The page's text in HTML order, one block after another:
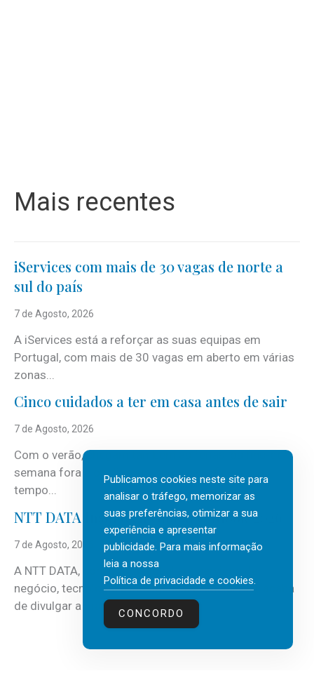
Mais recentes
iServices com mais de 30 vagas de norte a
sul do país
7 de Agosto, 2026
A iServices está a reforçar as suas equipas em
Portugal, com mais de 30 vagas em aberto em várias
zonas...
Cinco cuidados a ter em casa antes de sair
7 de Agosto, 2026
Com o verão, chegam também as férias, os fins-de-
semana fora e os dias em que a casa fica mais
tempo...
NTT DATA Insurtech Global Outlook 2026
7 de Agosto, 2026
A NTT DATA, consultora global em serviços de
negócio, tecnologia e inteligência artificial (IA), acaba
de divulgar a mais recente...
Publicamos cookies neste site para
analisar o tráfego, memorizar as
suas preferências, otimizar a sua
experiência e apresentar
publicidade. Para mais informação
leia a nossa
Política de privacidade e cookies.
CONCORDO